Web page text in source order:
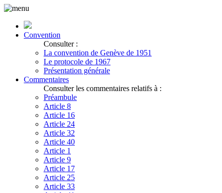
Convention
Consulter :
La convention de Genève de 1951
Le protocole de 1967
Présentation générale
Commentaires
Consulter les commentaires relatifs à :
Préambule
Article 8
Article 16
Article 24
Article 32
Article 40
Article 1
Article 9
Article 17
Article 25
Article 33